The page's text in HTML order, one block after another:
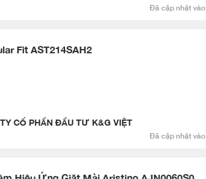
Đã cập nhật vào
Fit AST214SAH2
CỔ PHẦN ĐẦU TƯ K&G VIỆT
Đã cập nhật vào